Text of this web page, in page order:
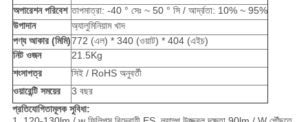
অপারেশন পরিবেশ তাপমাত্রা: -40 ° সেঃ ~ 50 ° সি / আর্দ্রতা: 10% ~ 95%
উপাদান
অ্যালুমিনিয়াম খাদ
পণ্য আকার (মিমি)772 (এল) * 340 (ওয়াট) * 404 (এইচ)
নিট ওজন
21.5Kg
শংসাপত্র
সিই / RoHS অনুবর্তী
ওয়ারেন্টি সময়ের
3 বছর
প্রতিযোগিতামূলক সুবিধা: